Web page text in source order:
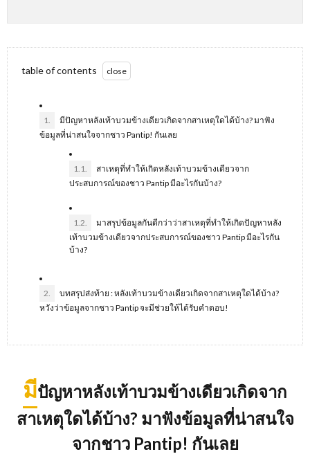
table of contents
1.
มีปัญหาหลังเท้าบวมข้างเดียวเกิดจากสาเหตุใดได้บ้าง? มาฟัง
ข้อมูลที่น่าสนใจจากชาว Pantip! กันเลย
1.1.
สาเหตุที่ทำให้เกิดหลังเท้าบวมข้างเดียวจาก
ประสบการณ์ของชาว Pantip มีอะไรกันบ้าง?
1.2.
มาสรุปข้อมูลกันดีกว่าว่าสาเหตุที่ทำให้เกิดปัญหาหลัง
เท้าบวมข้างเดียวจากประสบการณ์ของชาว Pantip มีอะไรกัน
บ้าง?
2.
บทสรุปส่งท้าย : หลังเท้าบวมข้างเดียวเกิดจากสาเหตุใดได้บ้าง?
หวังว่าข้อมูลจากชาว Pantip จะมีช่วยให้ได้รับคำตอบ!
มีปัญหาหลังเท้าบวมข้างเดียวเกิดจาก
สาเหตุใดได้บ้าง? มาฟังข้อมูลที่น่าสนใจ
จากชาว Pantip! กันเลย